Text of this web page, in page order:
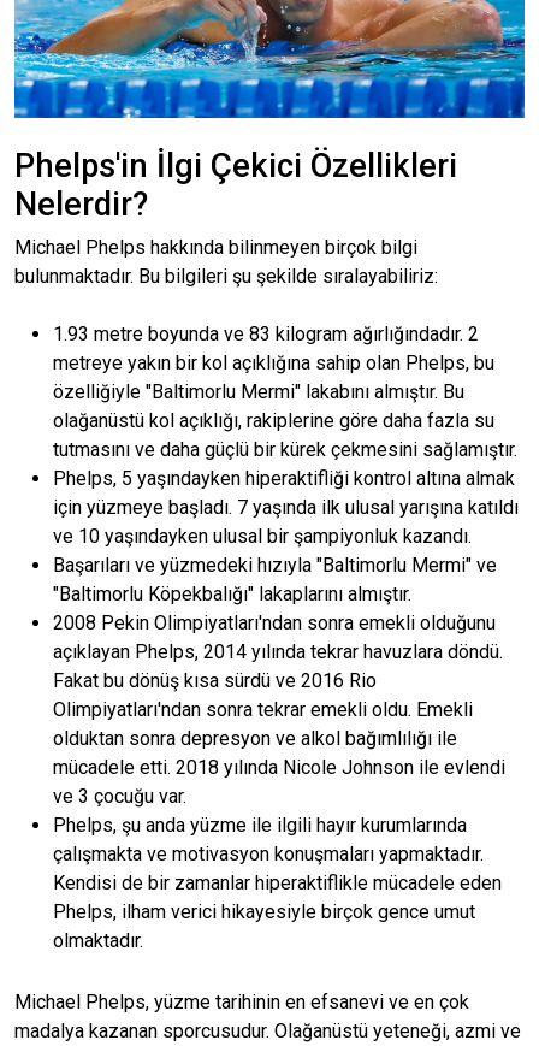
Phelps'in İlgi Çekici Özellikleri
Nelerdir?
Michael Phelps hakkında bilinmeyen birçok bilgi
bulunmaktadır. Bu bilgileri şu şekilde sıralayabiliriz:
1.93 metre boyunda ve 83 kilogram ağırlığındadır. 2
metreye yakın bir kol açıklığına sahip olan Phelps, bu
özelliğiyle "Baltimorlu Mermi" lakabını almıştır. Bu
olağanüstü kol açıklığı, rakiplerine göre daha fazla su
tutmasını ve daha güçlü bir kürek çekmesini sağlamıştır.
Phelps, 5 yaşındayken hiperaktifliği kontrol altına almak
için yüzmeye başladı. 7 yaşında ilk ulusal yarışına katıldı
ve 10 yaşındayken ulusal bir şampiyonluk kazandı.
Başarıları ve yüzmedeki hızıyla "Baltimorlu Mermi" ve
"Baltimorlu Köpekbalığı" lakaplarını almıştır.
2008 Pekin Olimpiyatları'ndan sonra emekli olduğunu
açıklayan Phelps, 2014 yılında tekrar havuzlara döndü.
Fakat bu dönüş kısa sürdü ve 2016 Rio
Olimpiyatları'ndan sonra tekrar emekli oldu. Emekli
olduktan sonra depresyon ve alkol bağımlılığı ile
mücadele etti. 2018 yılında Nicole Johnson ile evlendi
ve 3 çocuğu var.
Phelps, şu anda yüzme ile ilgili hayır kurumlarında
çalışmakta ve motivasyon konuşmaları yapmaktadır.
Kendisi de bir zamanlar hiperaktiflikle mücadele eden
Phelps, ilham verici hikayesiyle birçok gence umut
olmaktadır.
Michael Phelps, yüzme tarihinin en efsanevi ve en çok
madalya kazanan sporcusudur. Olağanüstü yeteneği, azmi ve